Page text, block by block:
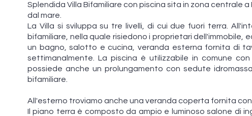
Splendida Villa Bifamiliare con piscina sita in zona centrale
dal mare.
La Villa si sviluppa su tre livelli, di cui due fuori terra.
bifamiliare, nella quale risiedono i proprietari
un bagno, salotto e cucina, veranda esterna fornita di
settimanalmente. La piscina è utilizzabile in comune
possiede anche un prolungamento con sedute
bifamiliare.
All'esterno troviamo anche una veranda coperta fornita
Il piano terra è composto da ampio e luminoso salone di